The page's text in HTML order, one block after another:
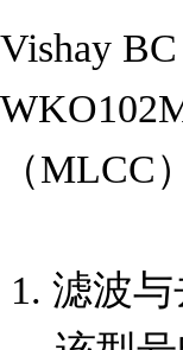
Vishay
（